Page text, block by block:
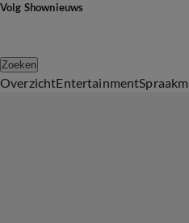
Volg Shownieuws
Zoeken
OverzichtEntertainment